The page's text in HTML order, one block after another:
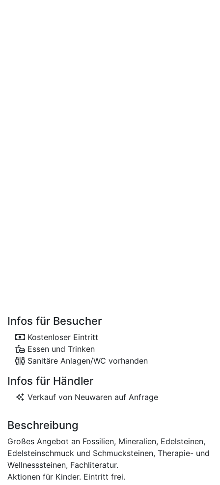
Infos für Besucher
Kostenloser Eintritt
Essen und Trinken
Sanitäre Anlagen/WC vorhanden
Infos für Händler
Verkauf von Neuwaren auf Anfrage
Beschreibung
Großes Angebot an Fossilien, Mineralien, Edelsteinen,
Edelsteinschmuck und Schmucksteinen, Therapie- und
Wellnesssteinen, Fachliteratur.
Aktionen für Kinder. Eintritt frei.